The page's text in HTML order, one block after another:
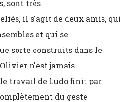
sont très
il s'agit de deux amis, qui
et qui se
sorte construits dans le
n'est jamais
travail de Ludo finit par
du geste